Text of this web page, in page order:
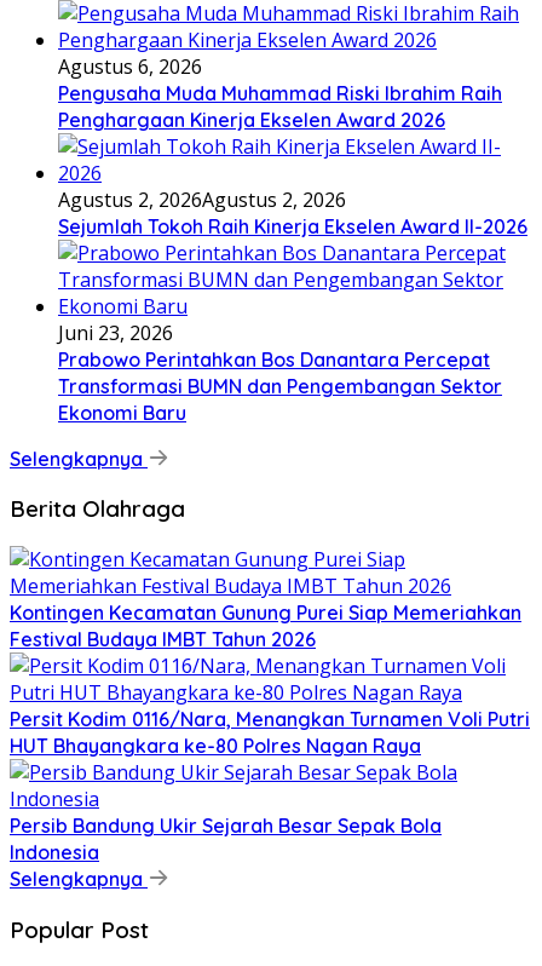
Agustus 6, 2026
Pengusaha Muda Muhammad Riski Ibrahim Raih
Penghargaan Kinerja Ekselen Award 2026
Agustus 2, 2026Agustus 2, 2026
Sejumlah Tokoh Raih Kinerja Ekselen Award II-2026
Juni 23, 2026
Prabowo Perintahkan Bos Danantara Percepat
Transformasi BUMN dan Pengembangan Sektor
Ekonomi Baru
Selengkapnya
Berita Olahraga
Kontingen Kecamatan Gunung Purei Siap Memeriahkan
Festival Budaya IMBT Tahun 2026
Persit Kodim 0116/Nara, Menangkan Turnamen Voli Putri
HUT Bhayangkara ke-80 Polres Nagan Raya
Persib Bandung Ukir Sejarah Besar Sepak Bola
Indonesia
Selengkapnya
Popular Post